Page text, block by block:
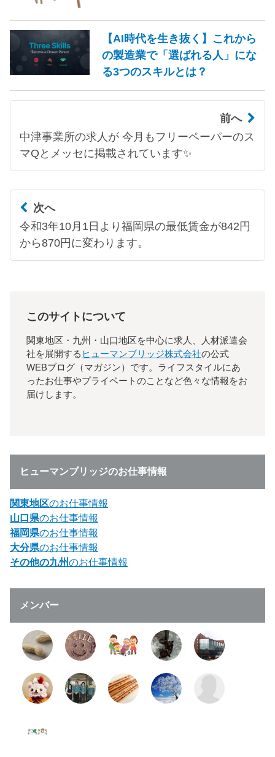
【AI時代を生き抜く】これから
の製造業で「選ばれる人」にな
る3つのスキルとは？
前へ
中津事業所の求人が 今月もフリーペーパーのス
マQとメッセに掲載されています✨
次へ
令和3年10月1日より福岡県の最低賃金が842円
から870円に変わります。
このサイトについて
関東地区・九州・山口地区を中心に求人、人材派遣会
社を展開する ヒューマンブリッジ株式会社の公式
WEBブログ（マガジン）です。ライフスタイルにあ
ったお仕事やプライベートのことなど色々な情報をお
届けします。
ヒューマンブリッジのお仕事情報
関東地区のお仕事情報
山口県のお仕事情報
福岡県のお仕事情報
大分県のお仕事情報
その他の九州のお仕事情報
メンバー